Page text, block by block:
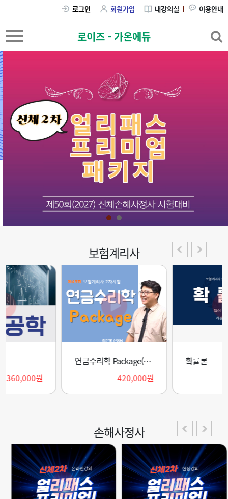
로그인 회원가입 내강의실 이용안내
로이즈 - 가온에듀
보험계리사
연금수리학 Package(2026)
420,000원
확률론
손해사정사